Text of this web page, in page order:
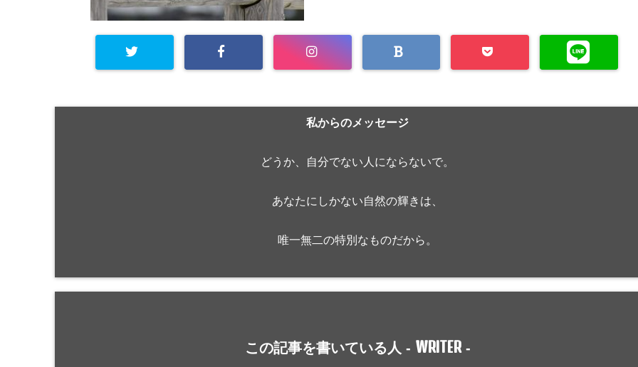
私からのメッセージ
どうか、自分でない人にならないで。
あなたにしかない自然の輝きは、
唯一無二の特別なものだから。
この記事を書いている人 - WRITER-